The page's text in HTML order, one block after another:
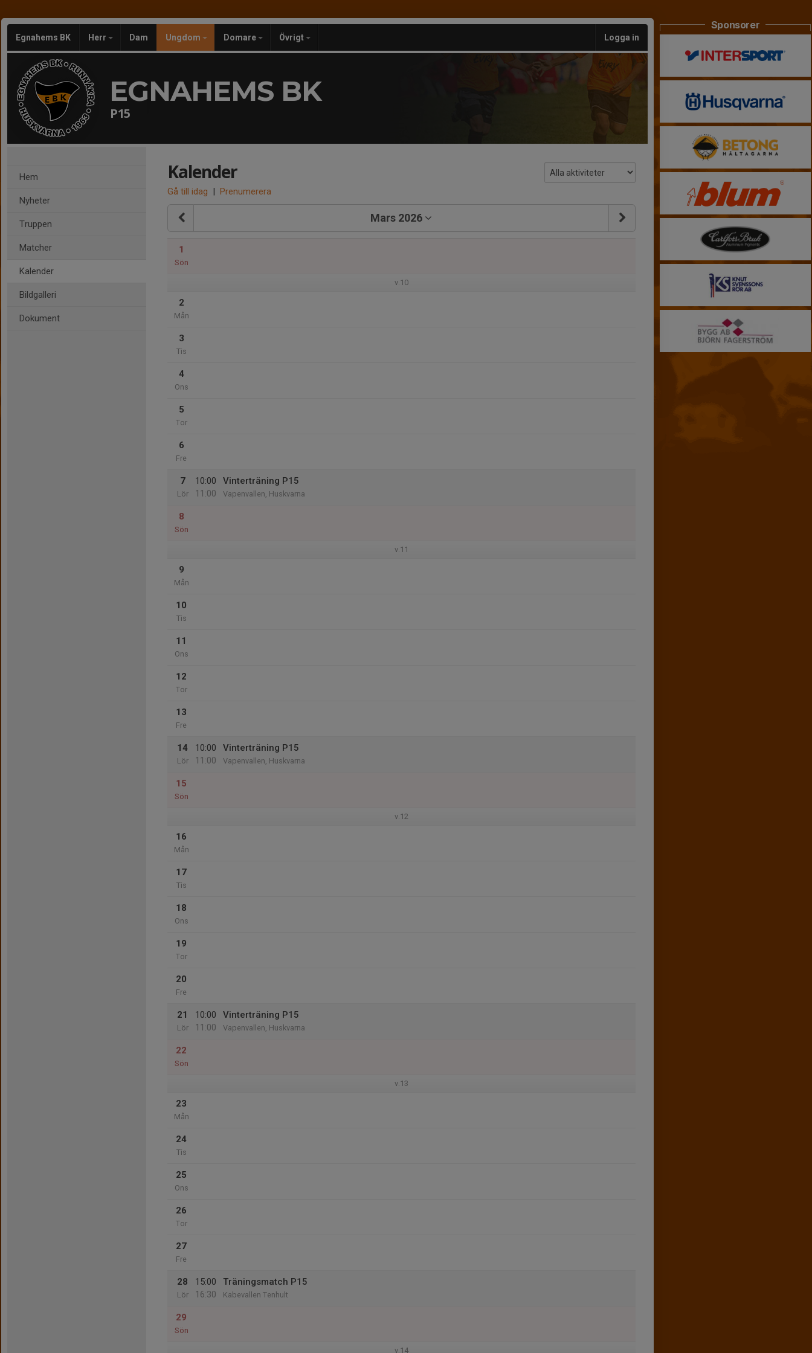
Egnahems BK Herr Dam Ungdom Domare Övrigt Logga in
EGNAHEMS BK
P15
Hem
Nyheter
Truppen
Matcher
Kalender
Bildgalleri
Dokument
Kalender
Gå till idag | Prenumerera
Mars 2026
1
Sön
v.10
2
Mån
3
Tis
4
Ons
5
Tor
6
Fre
7
Lör
10:00
11:00
Vinterträning P15
Vapenvallen, Huskvarna
8
Sön
v.11
9
Mån
10
Tis
11
Ons
12
Tor
13
Fre
14
Lör
10:00
11:00
Vinterträning P15
Vapenvallen, Huskvarna
15
Sön
v.12
16
Mån
17
Tis
18
Ons
19
Tor
20
Fre
21
Lör
10:00
11:00
Vinterträning P15
Vapenvallen, Huskvarna
22
Sön
v.13
23
Mån
24
Tis
25
Ons
26
Tor
27
Fre
28
Lör
15:00
16:30
Träningsmatch P15
Kabevallen Tenhult
29
Sön
v.14
Sponsorer